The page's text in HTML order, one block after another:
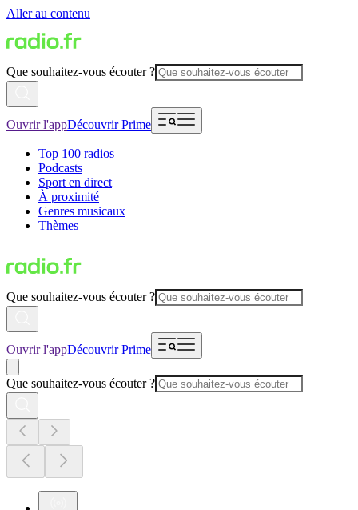
Aller au contenu
Que souhaitez-vous écouter ?
Ouvrir l'appDécouvrir Prime
Top 100 radios
Podcasts
Sport en direct
À proximité
Genres musicaux
Thèmes
Que souhaitez-vous écouter ?
Ouvrir l'appDécouvrir Prime
Que souhaitez-vous écouter ?